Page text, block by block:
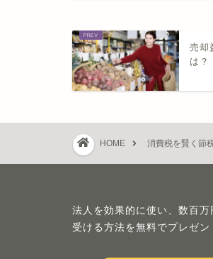
売却
は？
HOME 消費税を賢く節
法人を効果的に使い、数百
受ける方法を無料でプレゼン